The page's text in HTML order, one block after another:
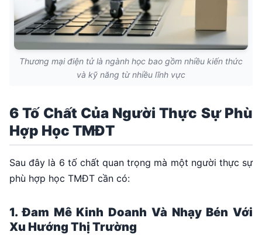
Thương mại điện tử là ngành học bao gồm nhiều kiến thức
và kỹ năng từ nhiều lĩnh vực
6 Tố Chất Của Người Thực Sự Phù
Hợp Học TMĐT
Sau đây là 6 tố chất quan trọng mà một người thực sự
phù hợp học TMĐT cần có:
1. Đam Mê Kinh Doanh Và Nhạy Bén Với
Xu Hướng Thị Trường